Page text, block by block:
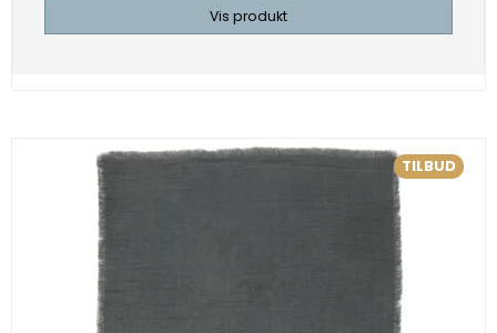
Vis produkt
TILBUD